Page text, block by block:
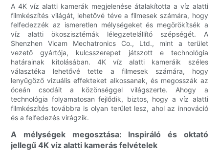
A 4K víz alatti kamerák megjelenése átalakította a víz alatti
filmkészítés világát, lehetővé téve a filmesek számára, hogy
felfedezzék az ismeretlen mélységeket és megörökítsék a
víz alatti ökoszisztémák lélegzetelállító szépségét. A
Shenzhen Vicam Mechatronics Co., Ltd., mint a terület
vezető gyártója, kulcsszerepet játszott e technológia
határainak kitolásában. 4K víz alatti kameráik széles
választéka lehetővé tette a filmesek számára, hogy
lenyűgöző vizuális effekteket alkossanak, és megosszák az
óceán csodáit a közönséggel világszerte. Ahogy a
technológia folyamatosan fejlődik, biztos, hogy a víz alatti
filmkészítés továbbra is olyan terület lesz, ahol az innováció
és a felfedezés virágzik.
A mélységek megosztása: Inspiráló és oktató
jellegű 4K víz alatti kamerás felvételek